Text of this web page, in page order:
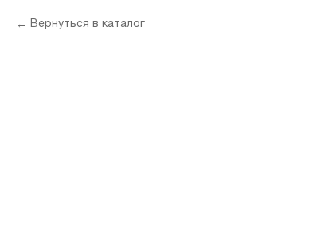
Вернуться в каталог